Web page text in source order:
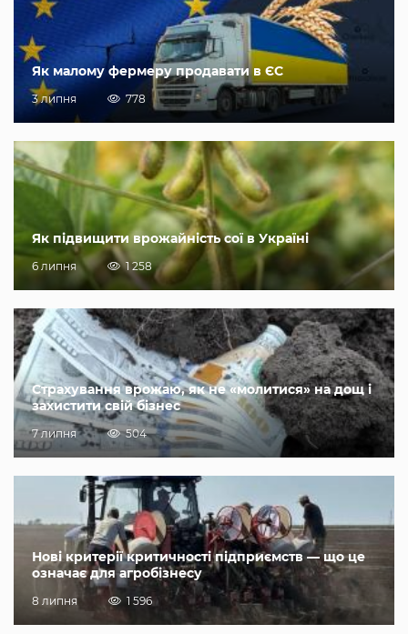
Як малому фермеру продавати в ЄС
3 липня 778
Як підвищити врожайність сої в Україні
6 липня 1 258
Страхування врожаю, як не «молитися» на дощ і
захистити свій бізнес
7 липня 504
Нові критерії критичності підприємств — що це
означає для агробізнесу
8 липня 1 596